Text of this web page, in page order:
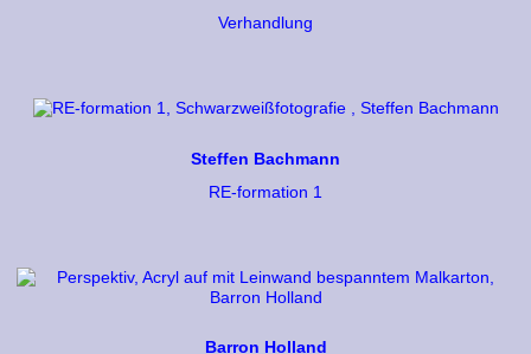
Verhandlung
Steffen Bachmann
RE-formation 1
Barron Holland